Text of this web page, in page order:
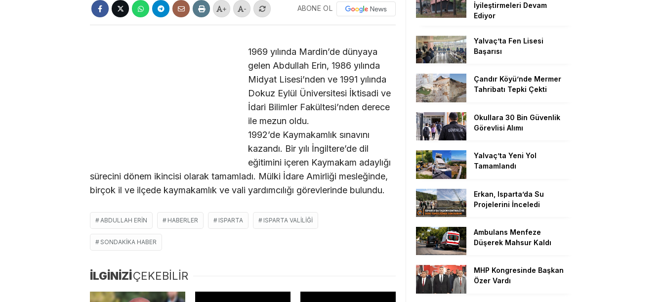
+ - ABONE OL
1969 yılında Mardin’de dünyaya
gelen Abdullah Erin, 1986 yılında
Midyat Lisesi’nden ve 1991 yılında
Dokuz Eylül Üniversitesi İktisadi ve
İdari Bilimler Fakültesi’nden derece
ile mezun oldu.
1992’de Kaymakamlık sınavını
kazandı. Bir yılı İngiltere’de dil
eğitimini içeren Kaymakam adaylığı
sürecini dönem ikincisi olarak tamamladı. Mülki İdare Amirliği mesleğinde,
birçok il ve ilçede kaymakamlık ve vali yardımcılığı görevlerinde bulundu.
ABDULLAH ERIN HABERLER ISPARTA ISPARTA VALILIĞI
SONDAKIKA HABER
İLGİNİZİÇEKEBİLİR
İyileştirmeleri Devam
Ediyor
Yalvaç’ta Fen Lisesi
Başarısı
Çandır Köyü’nde Mermer
Tahribatı Tepki Çekti
Okullara 30 Bin Güvenlik
Görevlisi Alımı
Yalvaç’ta Yeni Yol
Tamamlandı
Erkan, Isparta’da Su
Projelerini İnceledi
Ambulans Menfeze
Düşerek Mahsur Kaldı
MHP Kongresinde Başkan
Özer Vardı